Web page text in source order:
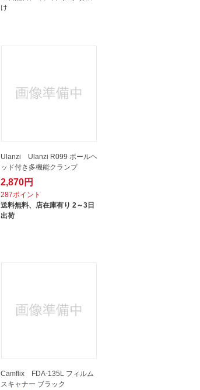
け
Ulanzi Ulanzi R099 ボールヘ
ッド付き多機能クランプ
2,870円
287ポイント
送料無料、
店在庫有り 2～3日
出荷
Camflix FDA-135L フィルム
スキャナー ブラック